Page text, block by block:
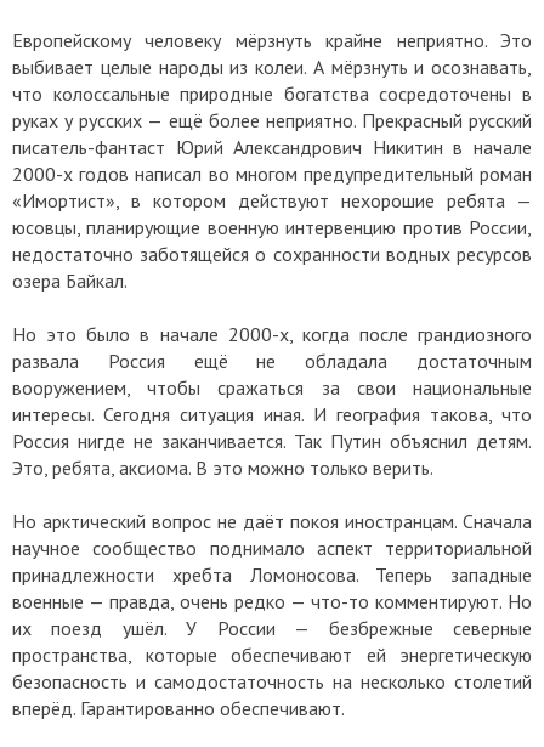
Европейскому человеку мёрзнуть крайне неприятно. Это
выбивает целые народы из колеи. А мёрзнуть и осознавать,
что колоссальные природные богатства сосредоточены в
руках у русских — ещё более неприятно. Прекрасный русский
писатель-фантаст Юрий Александрович Никитин в начале
2000-х годов написал во многом предупредительный роман
«Имортист», в котором действуют нехорошие ребята —
юсовцы, планирующие военную интервенцию против России,
недостаточно заботящейся о сохранности водных ресурсов
озера Байкал.
Но это было в начале 2000-х, когда после грандиозного
развала Россия ещё не обладала достаточным
вооружением, чтобы сражаться за свои национальные
интересы. Сегодня ситуация иная. И география такова, что
Россия нигде не заканчивается. Так Путин объяснил детям.
Это, ребята, аксиома. В это можно только верить.
Но арктический вопрос не даёт покоя иностранцам. Сначала
научное сообщество поднимало аспект территориальной
принадлежности хребта Ломоносова. Теперь западные
военные — правда, очень редко — что-то комментируют. Но
их поезд ушёл. У России — безбрежные северные
пространства, которые обеспечивают ей энергетическую
безопасность и самодостаточность на несколько столетий
вперёд. Гарантированно обеспечивают.